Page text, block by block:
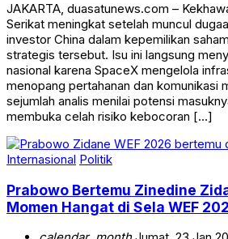
JAKARTA, duasatunews.com –
Serikat meningkat setelah muncul
investor China dalam kepemilikan
strategis tersebut. Isu ini langsung
nasional karena SpaceX mengelola
menopang pertahanan dan komunikasi
sejumlah analis menilai potensi
membuka celah risiko kebocoran […]
Internasional Politik
Prabowo Bertemu Zinedine
Momen Hangat di Sela WEF